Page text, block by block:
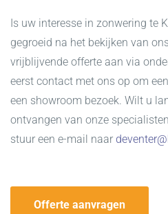
Is uw interesse in zonwering te
gegroeid na het bekijken van
vrijblijvende offerte aan via
eerst contact met ons op om
een showroom bezoek. Wilt u
ontvangen van onze
stuur een e-mail naar
Offerte aanvragen